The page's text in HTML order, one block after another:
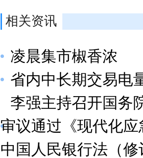
相关资讯
凌晨集市椒香浓
省内中长期交易电
李强主持召开国务
审议通过《现代化应
中国人民银行法（